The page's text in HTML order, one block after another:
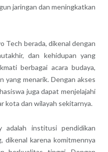
jaringan dan meningkatkan
Tech berada, dikenal dengan
dan kehidupan yang
berbagai acara budaya,
yang menarik. Dengan akses
juga dapat menjelajahi
kota dan wilayah sekitarnya.
institusi pendidikan
dikenal karena komitmennya